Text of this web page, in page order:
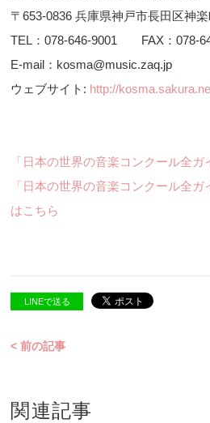
〒653-0836 兵庫県神戸市長田区神
TEL：078-646-9001 FAX：078-
E-mail：kosma@music.zaq.jp
ウェブサイト: http://
「日本の世界の音楽コンクール全
「日本の世界の音楽コンクール全
はこちら
LINEで送る
< 前の記事
関連記事